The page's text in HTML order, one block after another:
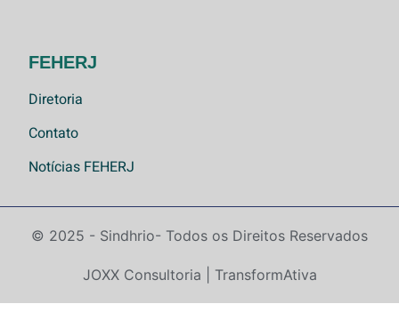
FEHERJ
Diretoria
Contato
Notícias FEHERJ
© 2025 - Sindhrio- Todos os Direitos Reservados
JOXX Consultoria | TransformAtiva